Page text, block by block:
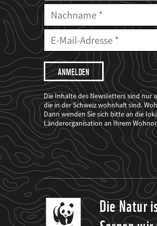
Nachname
E-
Mailadresse
Mail
Adresse
Ich
möchte,
dass
der
WWF
mich
über
seine
Projekte
informiert.
Die Inhalte des Newsletters sind nur
die in der Schweiz wohnhaft sind.
Dann wenden Sie sich bitte an die
Länderorganisation an Ihrem
Die Natur